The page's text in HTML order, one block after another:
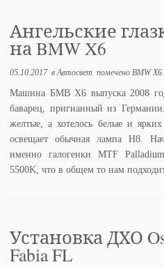
Ангельские
на BMW X6
05.10.2017вАвтосвет помечено BMW X6
Машина БМВ Х6 выпуска 2008
баварец, пригнанный из
желтые, а хотелось белые и
освещает обычная лампа H8.
именно галогенки MTF
5500K, что в общем то нам
Установка ДХО
Fabia FL